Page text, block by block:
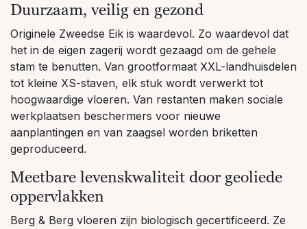
Duurzaam, veilig en gezond
Originele Zweedse Eik is waardevol. Zo waardevol dat
het in de eigen zagerij wordt gezaagd om de gehele
stam te benutten. Van grootformaat XXL-landhuisdelen
tot kleine XS-staven, elk stuk wordt verwerkt tot
hoogwaardige vloeren. Van restanten maken sociale
werkplaatsen beschermers voor nieuwe
aanplantingen en van zaagsel worden briketten
geproduceerd.
Meetbare levenskwaliteit door geoliede
oppervlakken
Berg & Berg vloeren zijn biologisch gecertificeerd. Ze